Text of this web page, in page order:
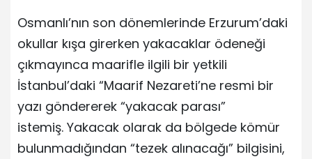
Osmanlı’nın son dönemlerinde Erzurum’daki
okullar kışa girerken yakacaklar ödeneği
çıkmayınca maarifle ilgili bir yetkili
İstanbul’daki “Maarif Nezareti’ne resmi bir
yazı göndererek “yakacak parası”
istemiş. Yakacak olarak da bölgede kömür
bulunmadığından “tezek alınacağı” bilgisini,